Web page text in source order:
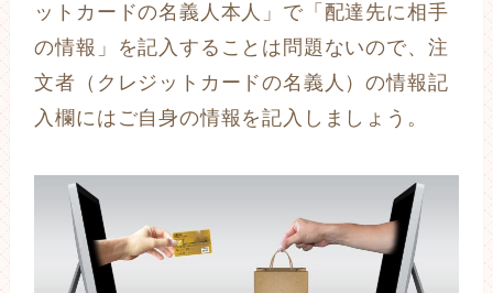
ットカードの名義人本人」で「配達先に相手
の情報」を記入することは問題ないので、注
文者（クレジットカードの名義人）の情報記
入欄にはご自身の情報を記入しましょう。